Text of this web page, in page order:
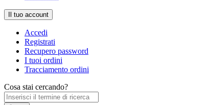
Il tuo account
Accedi
Registrati
Recupero password
I tuoi ordini
Tracciamento ordini
Cosa stai cercando?